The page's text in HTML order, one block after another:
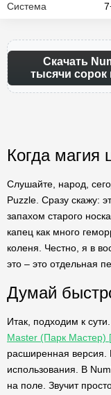
Система
Скачать
тысячи
Когда магия
Слушайте, народ,
Puzzle. Сразу скажу:
запахом старого
капец как много
коленя. Честно, я в
это – это отдельная
Думай
Итак, подходим к
Master (Парк
расширенная версия.
использования. В
на поле. Звучит